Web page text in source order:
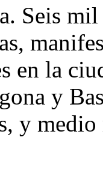
Seis
en la
y
y